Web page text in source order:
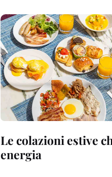
Le colazioni estive
energia